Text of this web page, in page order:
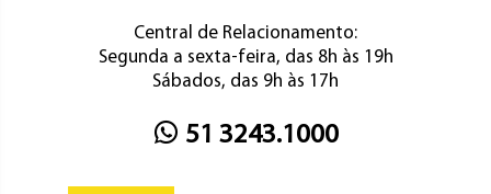
Central de Relacionamento:
Segunda a sexta-feira, das 8h às 19h
Sábados, das 9h às 17h
51 3243.1000